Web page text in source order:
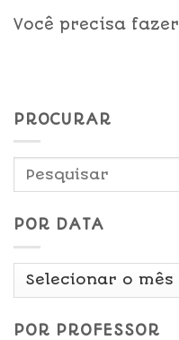
Você precisa fazer
PROCURAR
POR DATA
Por
POR PROFESSOR